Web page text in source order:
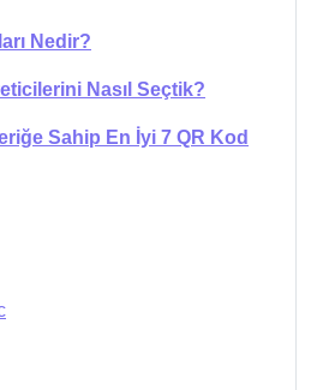
Nedir?
Nasıl Seçtik?
Sahip En İyi 7 QR Kod